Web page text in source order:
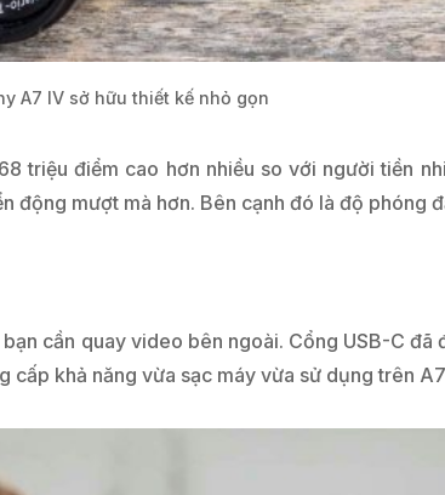
A7 IV sở hữu thiết kế nhỏ gọn
triệu điểm cao hơn nhiều so với người tiền
động mượt mà hơn. Bên cạnh đó là độ phóng
cần quay video bên ngoài. Cổng USB-C
khả năng vừa sạc máy vừa sử dụng trên A7